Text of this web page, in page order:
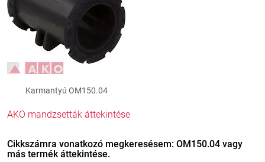
Karmantyú OM150.04
AKO mandzsetták áttekintése
Cikkszámra vonatkozó megkeresésem: OM150.04 vagy
más termék áttekintése.